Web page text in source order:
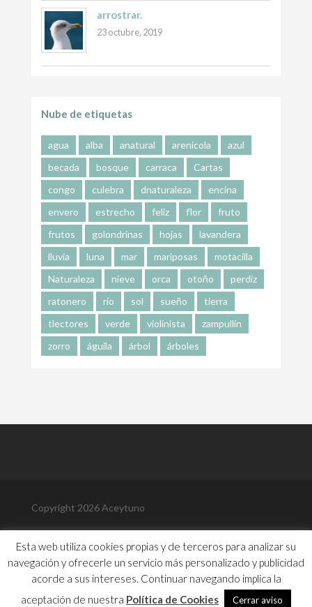
arrostrar.
23 octubre, 2019
Nube de etiquetas
agua alba anatural arenícola
azul
becada
bosque carraca
Cartas
congo
culebra dnaturaleza
encina
envero
estrecho feliz flor
fruto
frutos
golondrinas hojas
lavandera
lluvia
luna mar mariposas
motacilla
Naturaleza
nieve orca otoño
perdiz
ratonero
río sol sueño
tierra
tlectores
verde violinista
zampullín
zorro
águila árbol árboles
Copyright 2026 Aceytuno
Política de Cookies
Aviso Legal
Contacto
Esta web utiliza cookies propias y de terceros para analizar su
navegación y ofrecerle un servicio más personalizado y publicidad
acorde a sus intereses. Continuar navegando implica la
aceptación de nuestra Política de Cookies Cerrar aviso